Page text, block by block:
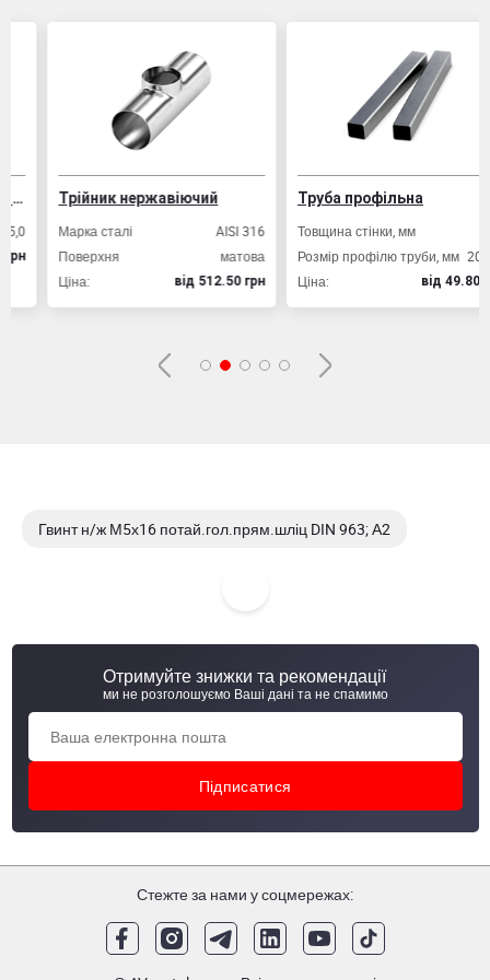
Трійник нержавіючий
Марка сталі
AISI 316
Поверхня
матова
Ціна:
вiд 512.50 грн
Труба профільна
Товщина стінки, мм
Розмір профілю труби, мм 20х20
Ціна:
вiд 49.80 грн
Гвинт н/ж М5х16 потай.гол.прям.шліц DIN 963; А2
Гвинт н/ж М6х20 потай.гол.прям.шліц DIN 963; А2
Отримуйте знижки та рекомендації
ми не розголошуємо Ваші дані та не спамимо
Стежте за нами у соцмережах: